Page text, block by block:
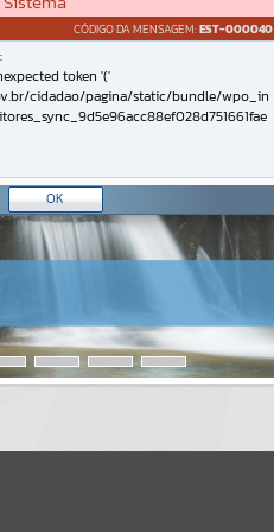
CÓDIGO DA MENSAGEM:EST-000040
token '('
cidadao/pagina/static/bundle/wpo_in
OK